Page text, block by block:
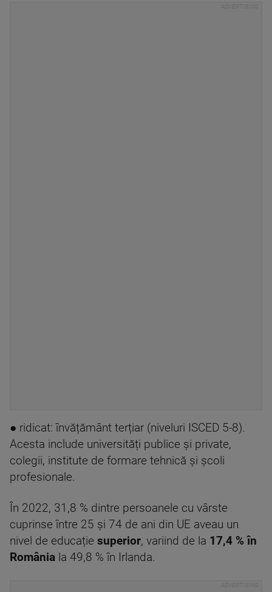
● ridicat: învățământ terțiar (niveluri ISCED 5-8).
Acesta include universități publice și private,
colegii, institute de formare tehnică și școli
profesionale.
În 2022, 31,8 % dintre persoanele cu vârste
cuprinse între 25 și 74 de ani din UE aveau un
nivel de educație superior, variind de la 17,4 % în
România la 49,8 % în Irlanda.